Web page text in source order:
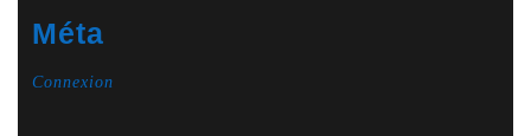
Méta
Connexion